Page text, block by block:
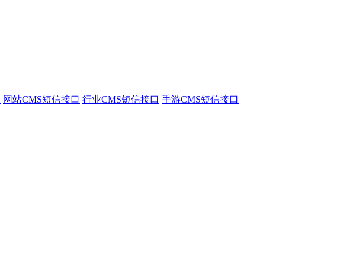
网站CMS短信接口 行业CMS短信接口 手游CMS短信接口